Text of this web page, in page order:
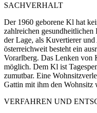
SACHVERHALT
Der 1960 geborene Kl hat
zahlreichen
der Lage, als Kuvertierer und
österreichweit besteht ein
Vorarlberg. Das Lenken von
möglich. Dem Kl ist
zumutbar. Eine
Gattin mit ihm den Wohnsitz
VERFAHREN UND